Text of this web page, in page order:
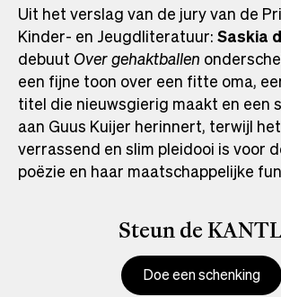
Uit het verslag van de jury van de
Kinder- en Jeugdliteratuur:Saskia
debuutOver gehaktballen
een fijne toon over een fitte oma,
titel die nieuwsgierig maakt en een
aan Guus Kuijer herinnert, terwijl
verrassend en slim pleidooi is voor
poëzie en haar maatschappelijke
Steun de
Doe een schenking